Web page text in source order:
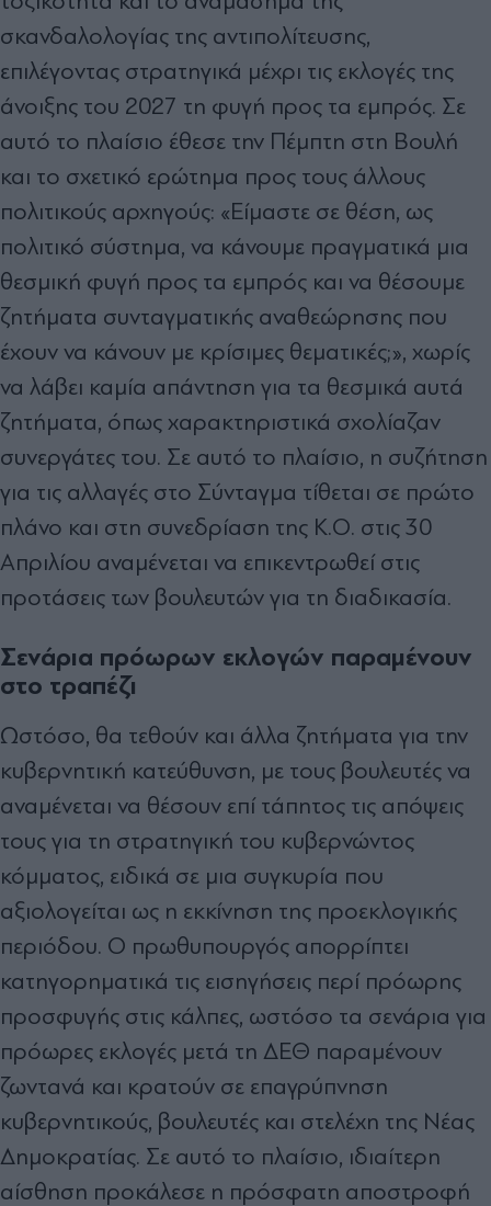
σκανδαλολογίας της αντιπολίτευσης,
επιλέγοντας στρατηγικά µέχρι τις εκλογές της
άνοιξης του 2027 τη φυγή προς τα εµπρός. Σε
αυτό το πλαίσιο έθεσε την Πέµπτη στη Βουλή
και το σχετικό ερώτηµα προς τους άλλους
πολιτικούς αρχηγούς: «Είµαστε σε θέση, ως
πολιτικό σύστηµα, να κάνουµε πραγµατικά µια
θεσµική φυγή προς τα εµπρός και να θέσουµε
ζητήµατα συνταγµατικής αναθεώρησης που
έχουν να κάνουν µε κρίσιµες θεµατικές;», χωρίς
να λάβει καµία απάντηση για τα θεσµικά αυτά
ζητήµατα, όπως χαρακτηριστικά σχολίαζαν
συνεργάτες του. Σε αυτό το πλαίσιο, η συζήτηση
για τις αλλαγές στο Σύνταγµα τίθεται σε πρώτο
πλάνο και στη συνεδρίαση της Κ.Ο. στις 30
Απριλίου αναµένεται να επικεντρωθεί στις
προτάσεις των βουλευτών για τη διαδικασία.
Σενάρια πρόωρων εκλογών παραμένουν
στο τραπέζι
Ωστόσο, θα τεθούν και άλλα ζητήµατα για την
κυβερνητική κατεύθυνση, µε τους βουλευτές να
αναµένεται να θέσουν επί τάπητος τις απόψεις
τους για τη στρατηγική του κυβερνώντος
κόµµατος, ειδικά σε µια συγκυρία που
αξιολογείται ως η εκκίνηση της προεκλογικής
περιόδου. Ο πρωθυπουργός απορρίπτει
κατηγορηµατικά τις εισηγήσεις περί πρόωρης
προσφυγής στις κάλπες, ωστόσο τα σενάρια για
πρόωρες εκλογές µετά τη ∆ΕΘ παραµένουν
ζωντανά και κρατούν σε επαγρύπνηση
κυβερνητικούς, βουλευτές και στελέχη της Νέας
∆ηµοκρατίας. Σε αυτό το πλαίσιο, ιδιαίτερη
αίσθηση προκάλεσε η πρόσφατη αποστροφή